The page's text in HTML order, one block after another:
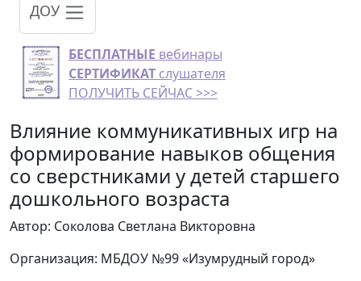
ДОУ
БЕСПЛАТНЫЕ вебинары
СЕРТИФИКАТ слушателя
ПОЛУЧИТЬ СЕЙЧАС >>>
Влияние коммуникативных игр на
формирование навыков общения
со сверстниками у детей старшего
дошкольного возраста
Автор: Соколова Светлана Викторовна
Организация: МБДОУ №99 «Изумрудный город»